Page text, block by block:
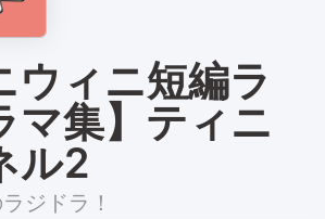
ウィニ短編ラ
マ集】ティニ
ル2
ジドラ！